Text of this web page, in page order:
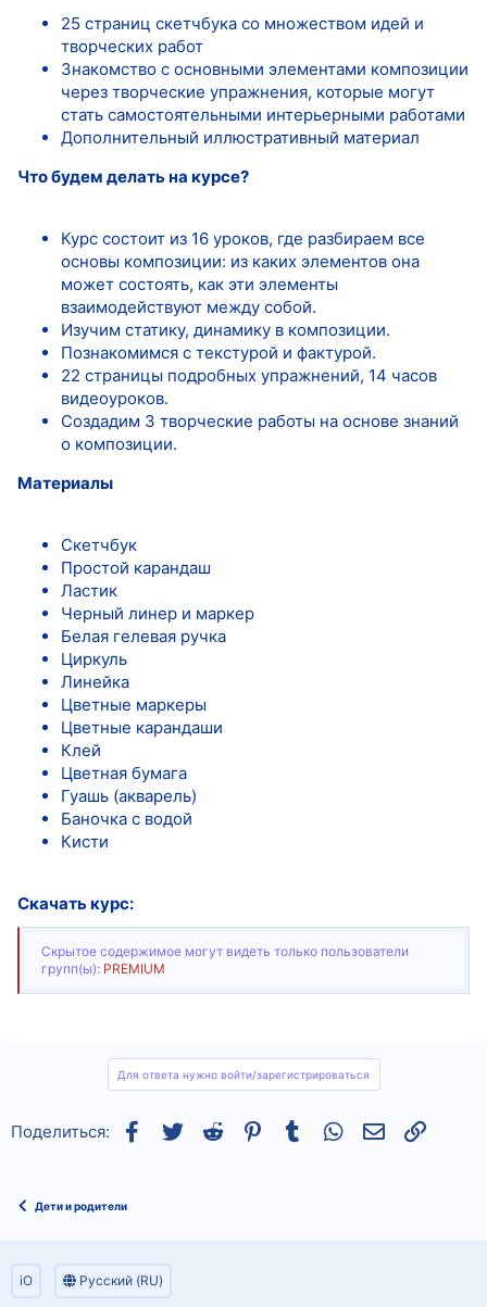
25 страниц скетчбука со множеством идей и
творческих работ
Знакомство с основными элементами композиции
через творческие упражнения, которые могут
стать самостоятельными интерьерными работами
Дополнительный иллюстративный материал
Что будем делать на курсе?
Курс состоит из 16 уроков, где разбираем все
основы композиции: из каких элементов она
может состоять, как эти элементы
взаимодействуют между собой.
Изучим статику, динамику в композиции.
Познакомимся с текстурой и фактурой.
22 страницы подробных упражнений, 14 часов
видеоуроков.
Создадим 3 творческие работы на основе знаний
о композиции.
Материалы
Скетчбук
Простой карандаш
Ластик
Черный линер и маркер
Белая гелевая ручка
Циркуль
Линейка
Цветные маркеры
Цветные карандаши
Клей
Цветная бумага
Гуашь (акварель)
Баночка с водой
Кисти
Скачать курс:
Скрытое содержимое могут видеть только пользователи
групп(ы): PREMIUM
Для ответа нужно войти/зарегистрироваться
Поделиться: Facebook
TwitterReddit Pinterest
Tumblr WhatsAppСсылка
Дети и родители
iO
Русский (RU)